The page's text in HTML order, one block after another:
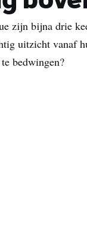
zijn bijna drie
uitzicht vanaf
bedwingen?